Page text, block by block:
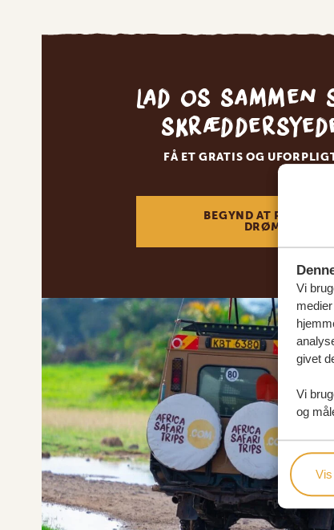
Vi
givet
Vi
og
Vis
Lad os sammen
FÅ ET GRATIS OG
BEGYND AT
DRØMMEREJSE